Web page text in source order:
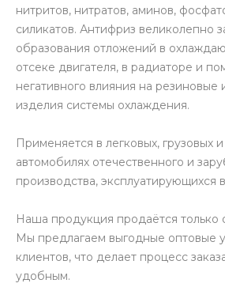
нитритов, нитратов, аминов,
силикатов. Антифриз великолепно
образования отложений в
отсеке двигателя, в радиаторе и
негативного влияния на резиновые
изделия системы охлаждения.
Применяется в легковых, грузовых
автомобилях отечественного и
производства, эксплуатирующихся
Наша продукция продаётся только
Мы предлагаем выгодные оптовые
клиентов, что делает процесс
удобным.